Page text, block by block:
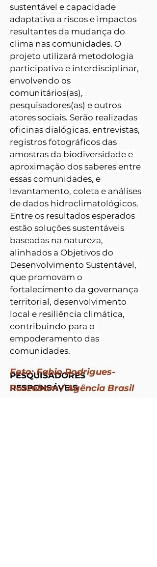
sustentável e capacidade
adaptativa a riscos e impactos
resultantes da mudança do
clima nas comunidades. O
projeto utilizará metodologia
participativa e interdisciplinar,
envolvendo os
comunitários(as),
pesquisadores(as) e outros
atores sociais. Serão realizadas
oficinas dialógicas, entrevistas,
registros fotográficos das
amostras da biodiversidade e
aproximação dos saberes entre
essas comunidades, e
levantamento, coleta e análises
de dados hidroclimatológicos.
Entre os resultados esperados
estão soluções sustentáveis
baseadas na natureza,
alinhados a Objetivos do
Desenvolvimento Sustentável,
que promovam o
fortalecimento da governança
territorial, desenvolvimento
local e resiliência climática,
contribuindo para o
empoderamento das
comunidades.
PESQUISADORES
RESPONSÁVEIS
Foto: Fabio Rodrigues-
Pozzebom / Agência Brasil